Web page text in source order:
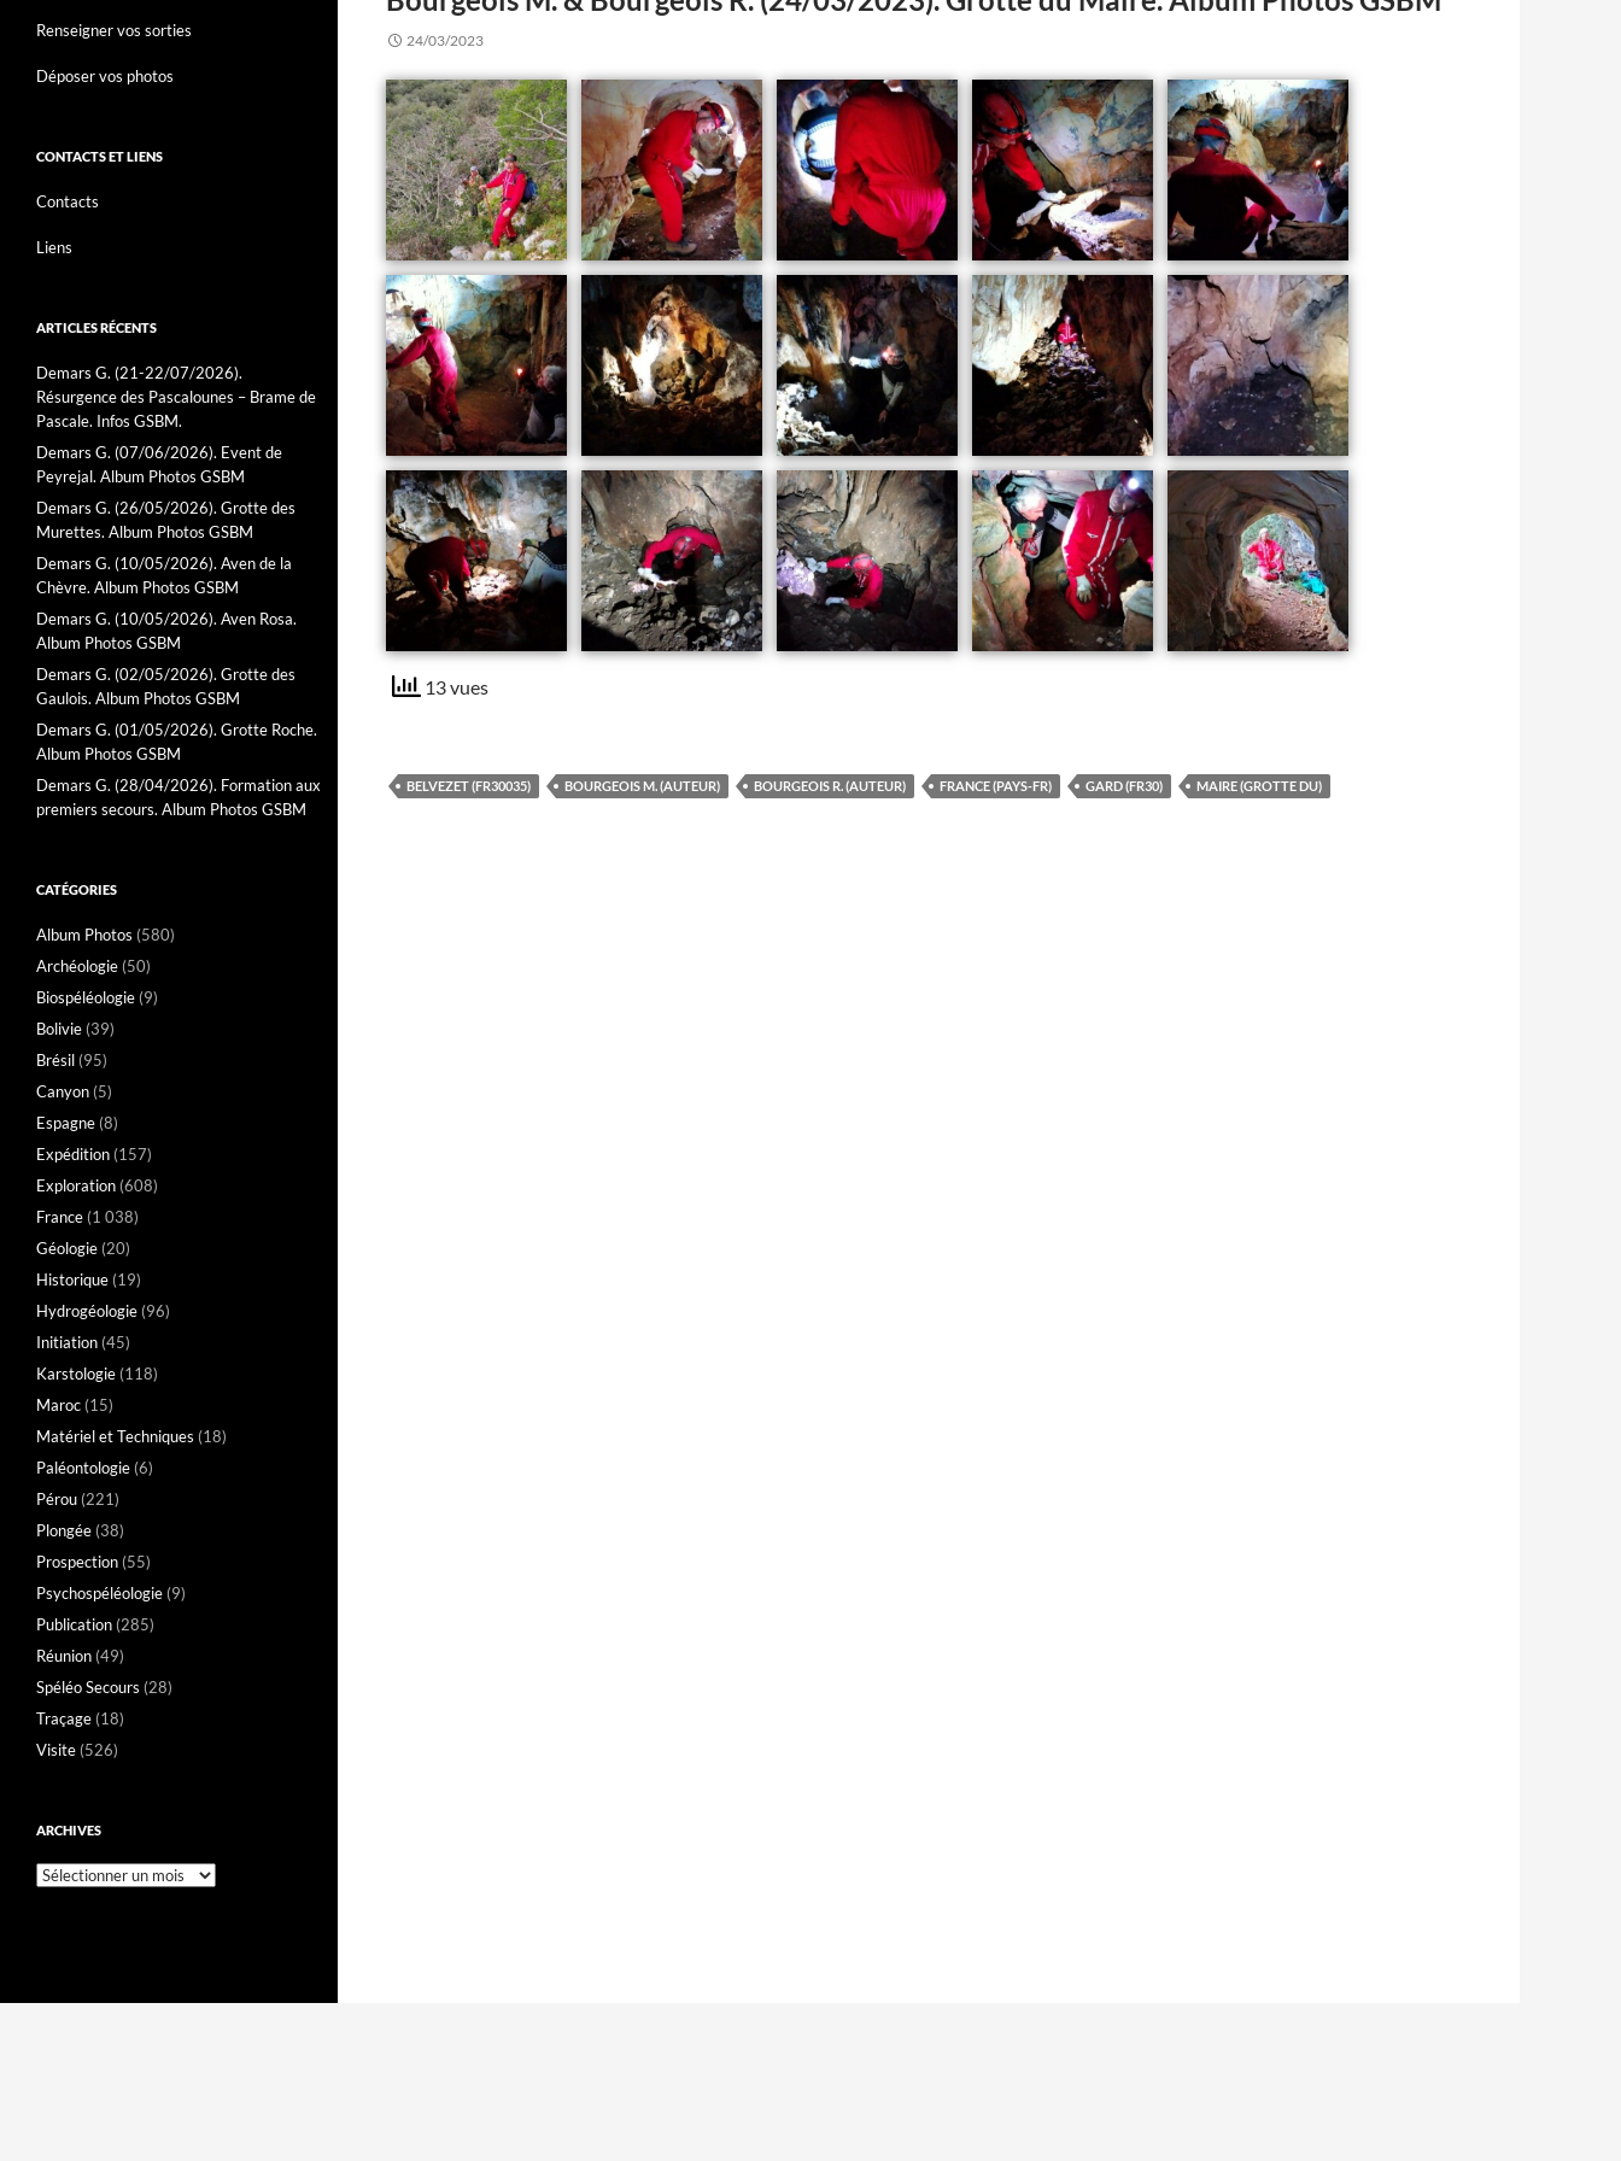
24/03/2023
13 vues
BELVEZET (FR30035) BOURGEOIS M. (AUTEUR) BOURGEOIS R. (AUTEUR) FRANCE (PAYS-FR) GARD (FR30) MAIRE (GROTTE DU)
Renseigner vos sorties
Déposer vos photos
CONTACTS ET LIENS
Contacts
Liens
ARTICLES RÉCENTS
Demars G. (21-22/07/2026).
Résurgence des Pascalounes – Brame de
Pascale. Infos GSBM.
Demars G. (07/06/2026). Event de
Peyrejal. Album Photos GSBM
Demars G. (26/05/2026). Grotte des
Murettes. Album Photos GSBM
Demars G. (10/05/2026). Aven de la
Chèvre. Album Photos GSBM
Demars G. (10/05/2026). Aven Rosa.
Album Photos GSBM
Demars G. (02/05/2026). Grotte des
Gaulois. Album Photos GSBM
Demars G. (01/05/2026). Grotte Roche.
Album Photos GSBM
Demars G. (28/04/2026). Formation aux
premiers secours. Album Photos GSBM
CATÉGORIES
Album Photos (580)
Archéologie (50)
Biospéléologie (9)
Bolivie (39)
Brésil (95)
Canyon (5)
Espagne (8)
Expédition (157)
Exploration (608)
France (1 038)
Géologie (20)
Historique (19)
Hydrogéologie (96)
Initiation (45)
Karstologie (118)
Maroc (15)
Matériel et Techniques (18)
Paléontologie (6)
Pérou (221)
Plongée (38)
Prospection (55)
Psychospéléologie (9)
Publication (285)
Réunion (49)
Spéléo Secours (28)
Traçage (18)
Visite (526)
ARCHIVES
Archives